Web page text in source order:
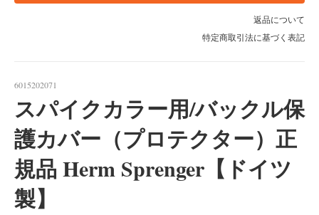
返品について
特定商取引法に基づく表記
6015202071
スパイクカラー用/バックル保
護カバー（プロテクター）正
規品 Herm Sprenger【ドイツ
製】